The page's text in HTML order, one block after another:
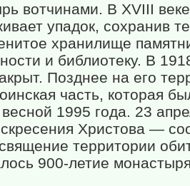
вотчинами. В XVIII
упадок, сохранив
хранилище
и библиотеку. В
Позднее на его
часть, которая
1995 года. 23
Христова —
территории
900-летие